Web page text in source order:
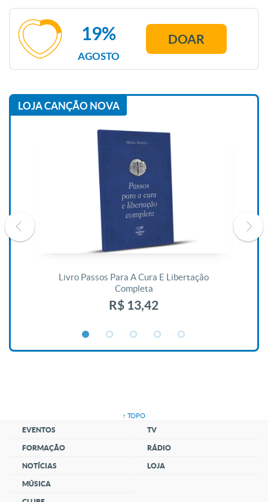
AGOSTO
19% DOAR
LOJA CANÇÃO NOVA
Livro Passos Para A Cura E Libertação
Completa
R$ 13,42
↑ TOPO
EVENTOS
FORMAÇÃO
NOTÍCIAS
MÚSICA
TV
RÁDIO
LOJA